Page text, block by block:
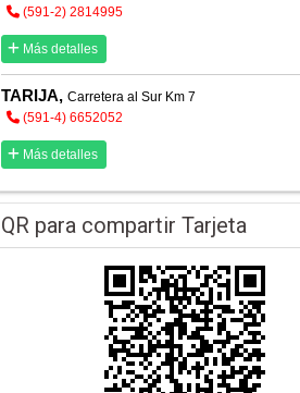
(591-2) 2814995
Más detalles
TARIJA, Carretera al Sur Km 7
(591-4) 6652052
Más detalles
QR para compartir Tarjeta